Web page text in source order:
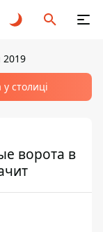
2019
столиці
ворота в